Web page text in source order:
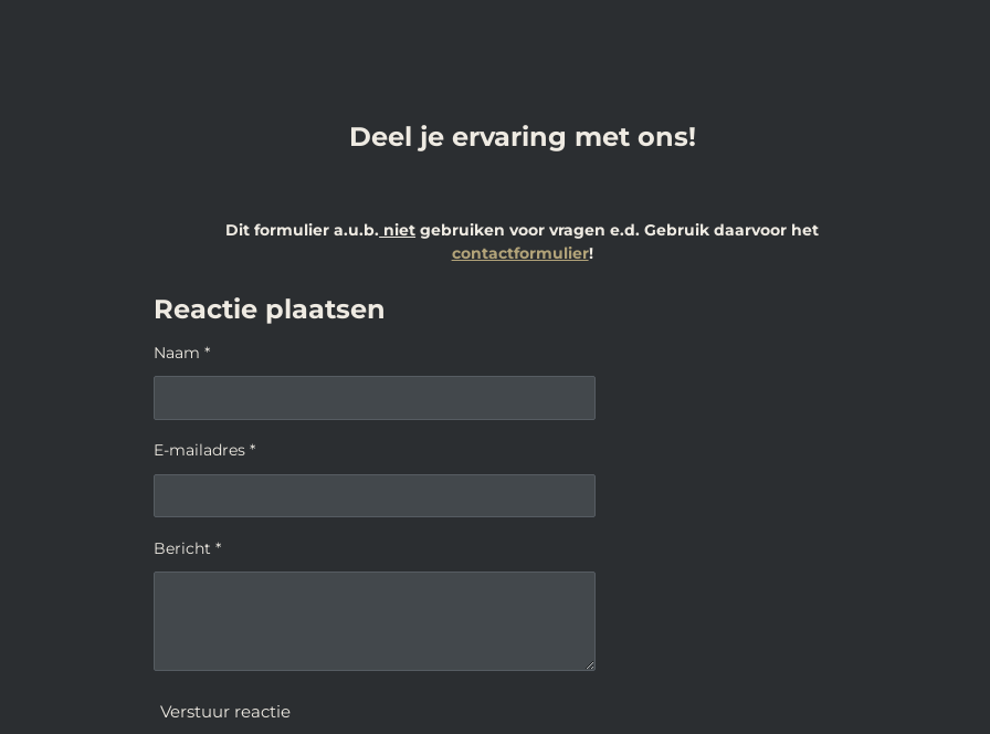
Deel je ervaring met ons!
Dit formulier a.u.b. niet gebruiken voor vragen e.d. Gebruik daarvoor het
contactformulier!
Reactie plaatsen
Naam *
E-mailadres *
Bericht *
Verstuur reactie